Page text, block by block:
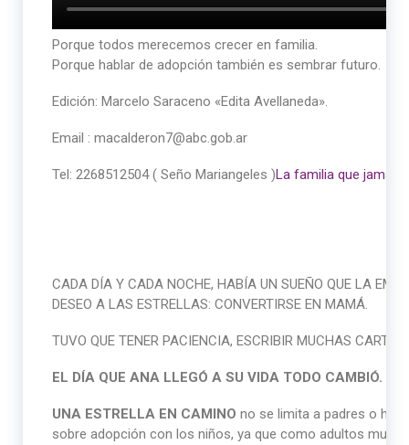
Porque todos merecemos crecer en familia.
Porque hablar de adopción también es sembrar futuro.
Edición: Marcelo Saraceno «Edita Avellaneda».
Email : macalderon7@abc.gob.ar
Tel: 2268512504 ( Seño Mariangeles )La familia que jamás
CADA DÍA Y CADA NOCHE, HABÍA UN SUEÑO QUE LA
DESEO A LAS ESTRELLAS: CONVERTIRSE EN MAMÁ.
TUVO QUE TENER PACIENCIA, ESCRIBIR MUCHAS
EL DÍA QUE ANA LLEGÓ A SU VIDA TODO CAMBIÓ.
UNA ESTRELLA EN CAMINO no se limita a padres o
sobre adopción con los niños, ya que como adultos